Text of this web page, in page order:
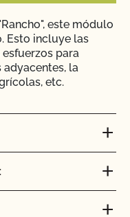
este módulo
Esto incluye las
para
la
etc.